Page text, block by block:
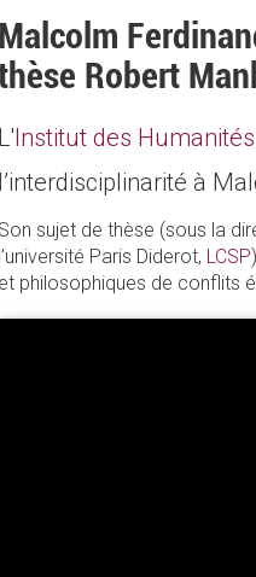
Malcolm
Robert
L'Institut des
l’interdisciplinarité à
Son sujet de thèse (sous la
l’université Paris Diderot, LCSP
et philosophiques de conflits